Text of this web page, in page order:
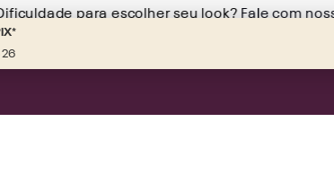
para escolher seu look? Fale com
26